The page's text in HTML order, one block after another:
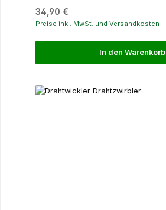
Regulärer Preis:
34,90 €
Preise inkl. MwSt. und Versandkosten
In den Warenkorb